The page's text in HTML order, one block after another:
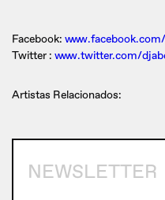
Facebook:
Twitter : www.twitter.com/
Artistas Relacionados:
NEWSLETTER